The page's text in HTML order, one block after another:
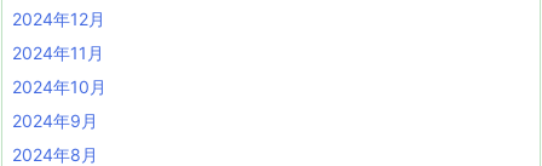
2024年12月
2024年11月
2024年10月
2024年9月
2024年8月